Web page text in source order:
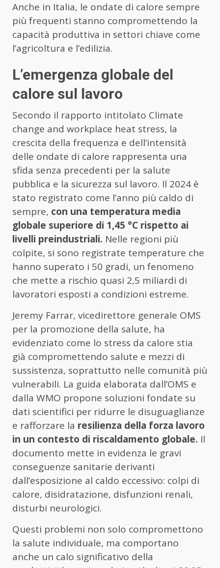
Anche in Italia, le ondate di calore sempre
più frequenti stanno compromettendo la
capacità produttiva in settori chiave come
l’agricoltura e l’edilizia.
L’emergenza globale del
calore sul lavoro
Secondo il rapporto intitolato Climate
change and workplace heat stress, la
crescita della frequenza e dell’intensità
delle ondate di calore rappresenta una
sfida senza precedenti per la salute
pubblica e la sicurezza sul lavoro. Il 2024 è
stato registrato come l’anno più caldo di
sempre, con una temperatura media
globale superiore di 1,45 °C rispetto ai
livelli preindustriali. Nelle regioni più
colpite, si sono registrate temperature che
hanno superato i 50 gradi, un fenomeno
che mette a rischio quasi 2,5 miliardi di
lavoratori esposti a condizioni estreme.
Jeremy Farrar, vicedirettore generale OMS
per la promozione della salute, ha
evidenziato come lo stress da calore stia
già compromettendo salute e mezzi di
sussistenza, soprattutto nelle comunità più
vulnerabili. La guida elaborata dall’OMS e
dalla WMO propone soluzioni fondate su
dati scientifici per ridurre le disuguaglianze
e rafforzare la resilienza della forza lavoro
in un contesto di riscaldamento globale. Il
documento mette in evidenza le gravi
conseguenze sanitarie derivanti
dall’esposizione al caldo eccessivo: colpi di
calore, disidratazione, disfunzioni renali,
disturbi neurologici.
Questi problemi non solo compromettono
la salute individuale, ma comportano
anche un calo significativo della